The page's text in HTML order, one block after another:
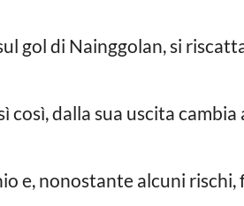
gol di Nainggolan, si
così, dalla sua uscita
e, nonostante alcuni rischi,